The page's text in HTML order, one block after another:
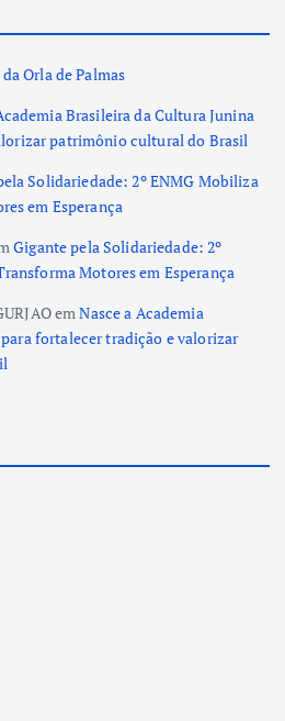
Orla de Palmas
Brasileira da Cultura Junina
patrimônio cultural do Brasil
Solidariedade: 2º ENMG Mobiliza
em Esperança
Gigante pela Solidariedade: 2º
Motores em Esperança
emNasce a Academia
fortalecer tradição e valorizar